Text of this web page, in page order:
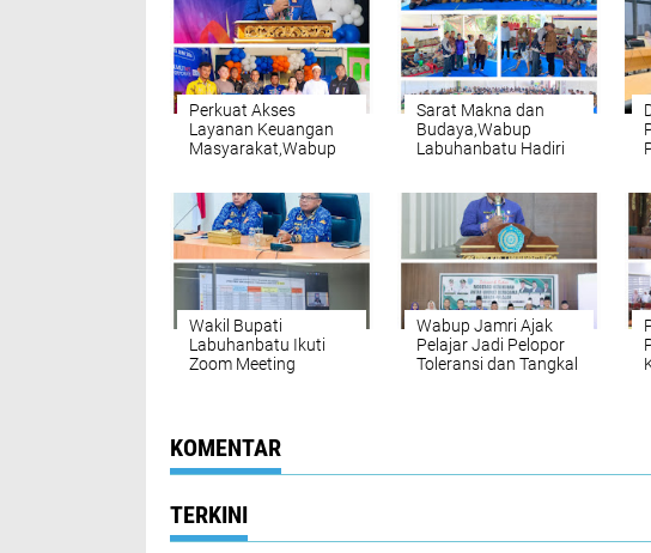
Perkuat Akses
Layanan Keuangan
Masyarakat,Wabup
Sumut Sei Berombang
Sarat Makna dan
Budaya,Wabup
Labuhanbatu Hadiri
Wakil Bupati
Labuhanbatu Ikuti
Zoom Meeting
Aceh Bersama
Mendagri
Wabup Jamri Ajak
Pelajar Jadi Pelopor
Toleransi dan Tangkal
KOMENTAR
TERKINI